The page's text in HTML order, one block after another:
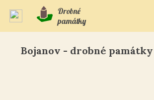
Drobné
památky
Bojanov - drobné